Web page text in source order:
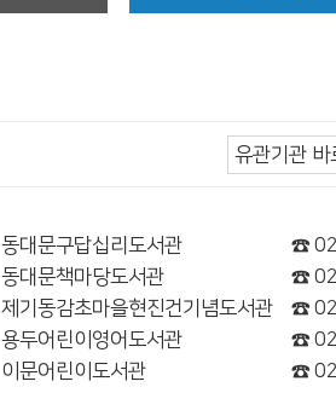
동대문구답십리도서관
☎
동대문책마당도서관
☎
제기동감초마을현진건기념도서관
☎
용두어린이영어도서관
☎
이문어린이도서관
☎